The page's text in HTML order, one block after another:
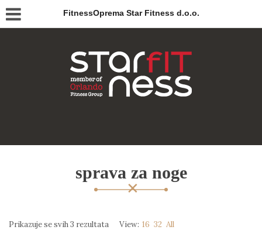
FitnessOprema Star Fitness d.o.o.
sprava za noge
Prikazuje se svih 3 rezultata View: 16 32 All